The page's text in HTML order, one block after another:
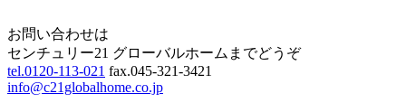
お問い合わせは
センチュリー21 グローバルホームまでどうぞ
tel.0120-113-021 fax.045-321-3421
info@c21globalhome.co.jp